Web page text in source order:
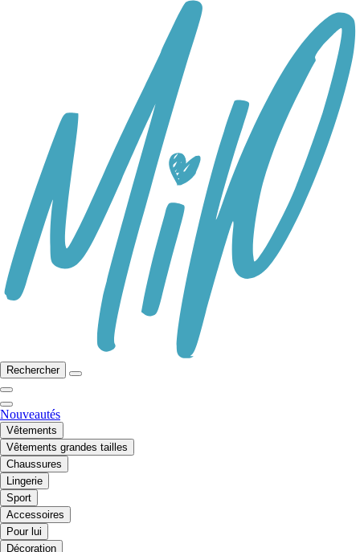
Rechercher
Nouveautés
Vêtements
Vêtements grandes tailles
Chaussures
Lingerie
Sport
Accessoires
Pour lui
Décoration